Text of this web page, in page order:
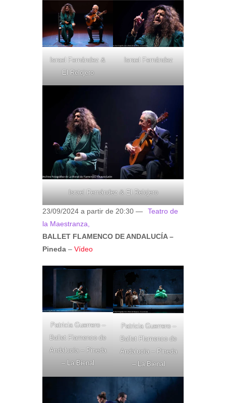
Israel Fernández &
El Relojero
Israel Fernández
Israel Fernández & El Relojero
23/09/2024 a partir de 20:30 —
Teatro de
la Maestranza,
BALLET FLAMENCO DE ANDALUCÍA –
Pineda – Vídeo
Patricia Guerrero –
Ballet Flamenco de
Andalucía – Pineda
– La Bienal
Patricia Guerrero –
Ballet Flamenco de
Andalucía – Pineda
– La Bienal